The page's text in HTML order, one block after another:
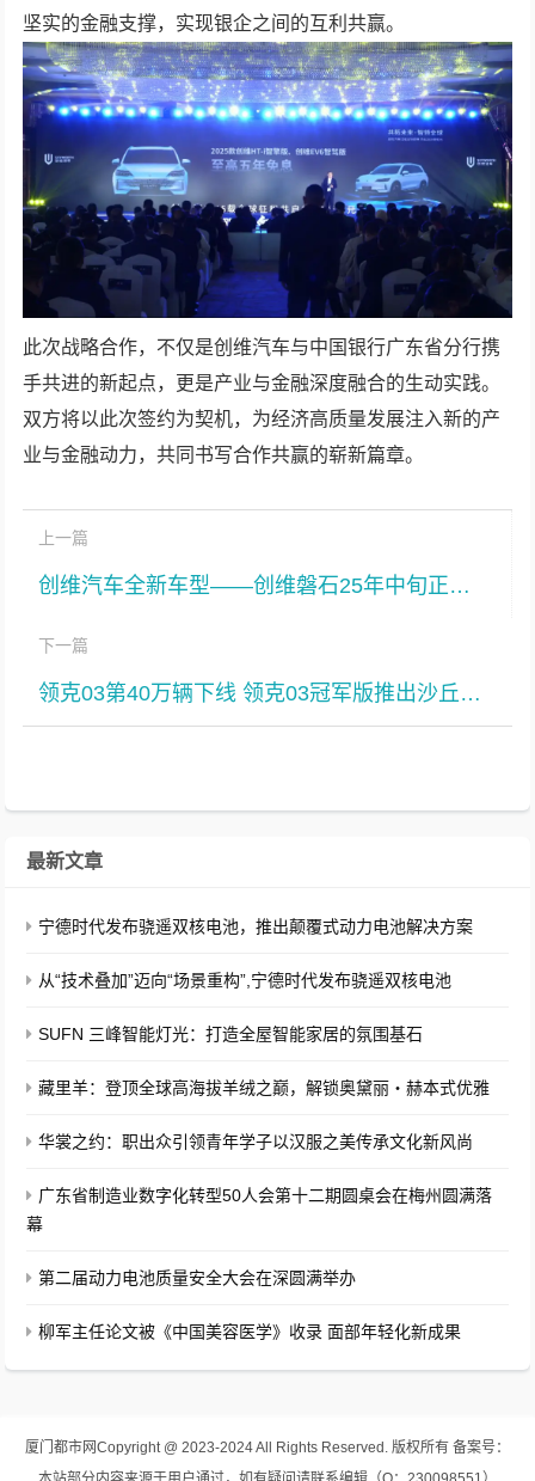
坚实的金融支撑，实现银企之间的互利共赢。
此次战略合作，不仅是创维汽车与中国银行广东省分行携
手共进的新起点，更是产业与金融深度融合的生动实践。
双方将以此次签约为契机，为经济高质量发展注入新的产
业与金融动力，共同书写合作共赢的崭新篇章。
上一篇
创维汽车全新车型——创维磐石25年中旬正式上市
下一篇
领克03第40万辆下线 领克03冠军版推出沙丘金配色
最新文章
宁德时代发布骁遥双核电池，推出颠覆式动力电池解决方案
从“技术叠加”迈向“场景重构”,宁德时代发布骁遥双核电池
SUFN 三峰智能灯光：打造全屋智能家居的氛围基石
藏里羊：登顶全球高海拔羊绒之巅，解锁奥黛丽・赫本式优雅
华裳之约：职出众引领青年学子以汉服之美传承文化新风尚
广东省制造业数字化转型50人会第十二期圆桌会在梅州圆满落
幕
第二届动力电池质量安全大会在深圆满举办
柳军主任论文被《中国美容医学》收录 面部年轻化新成果
厦门都市网Copyright @ 2023-2024 All Rights Reserved. 版权所有 备案号：